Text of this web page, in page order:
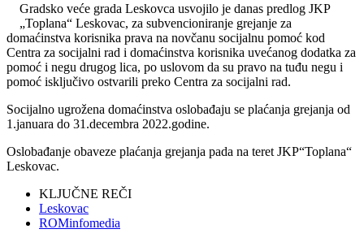
Gradsko veće grada Leskovca usvojilo je danas predlog JKP
„Toplana“ Leskovac, za subvencioniranje grejanje za
domaćinstva korisnika prava na novčanu socijalnu pomoć kod
Centra za socijalni rad i domaćinstva korisnika uvećanog dodatka za
pomoć i negu drugog lica, po uslovom da su pravo na tuđu negu i
pomoć isključivo ostvarili preko Centra za socijalni rad.
Socijalno ugrožena domaćinstva oslobađaju se plaćanja grejanja od
1.januara do 31.decembra 2022.godine.
Oslobađanje obaveze plaćanja grejanja pada na teret JKP“Toplana“
Leskovac.
KLJUČNE REČI
Leskovac
ROMinfomedia